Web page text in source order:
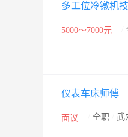
多工位冷镦机
5000～7000元
仪表车床师傅
面议 全职 武